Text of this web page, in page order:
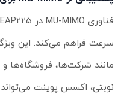
سرعت فراهم می‌کند. این
مانند شرکت‌ها، فروشگاه‌ها و
نوبتی، اکسس پوینت